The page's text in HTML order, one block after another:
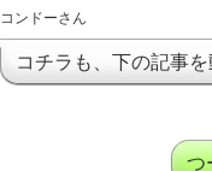
コンドーさん
コチラも、下の記事
つ